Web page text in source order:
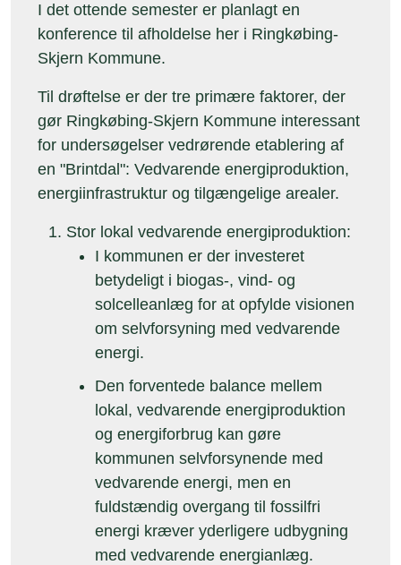
I det ottende semester er planlagt en
konference til afholdelse her i Ringkøbing-
Skjern Kommune.
Til drøftelse er der tre primære faktorer, der
gør Ringkøbing-Skjern Kommune interessant
for undersøgelser vedrørende etablering af
en "Brintdal": Vedvarende energiproduktion,
energiinfrastruktur og tilgængelige arealer.
Stor lokal vedvarende energiproduktion:
I kommunen er der investeret
betydeligt i biogas-, vind- og
solcelleanlæg for at opfylde visionen
om selvforsyning med vedvarende
energi.
Den forventede balance mellem
lokal, vedvarende energiproduktion
og energiforbrug kan gøre
kommunen selvforsynende med
vedvarende energi, men en
fuldstændig overgang til fossilfri
energi kræver yderligere udbygning
med vedvarende energianlæg.